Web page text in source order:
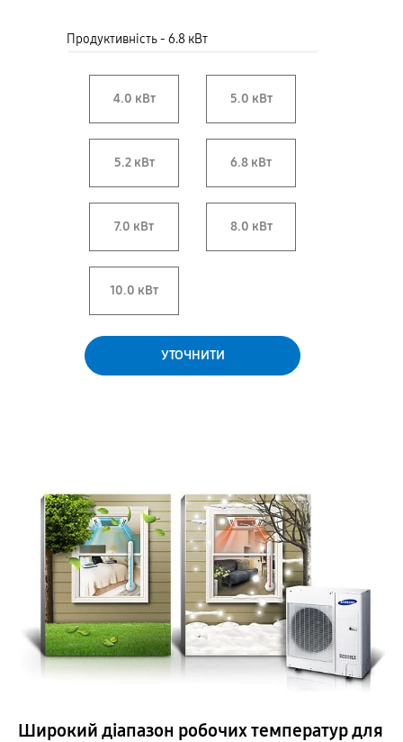
УТОЧНИТИ
Продуктивність - 6.8 кВт
4.0 кВт 5.0 кВт
5.2 кВт 6.8 кВт
7.0 кВт 8.0 кВт
10.0 кВт
Широкий діапазон робочих температур для